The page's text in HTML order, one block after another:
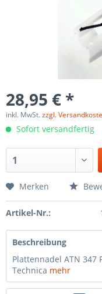
28,95 € *
inkl. MwSt.zzgl.
Sofort versandfertig
Merken
Artikel-Nr.:
Beschreibung
Plattennadel ATN 347
Technica mehr